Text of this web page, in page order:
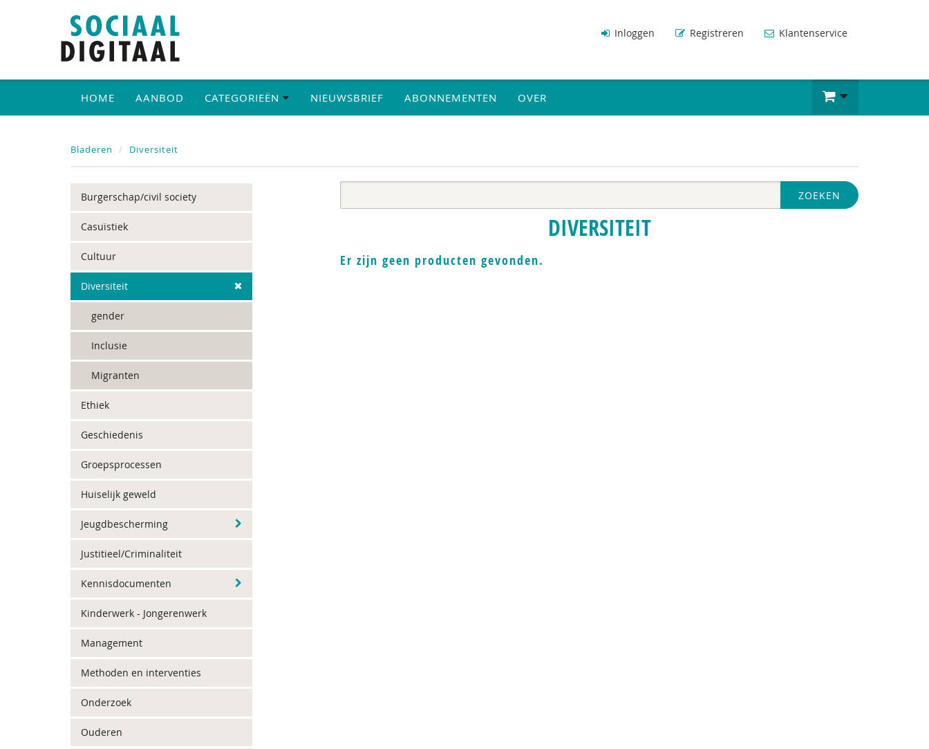
Inloggen Registreren Klantenservice
HOME AANBOD CATEGORIEËN NIEUWSBRIEF ABONNEMENTEN OVER
Bladeren Diversiteit
Burgerschap/civil society
Casuïstiek
Cultuur
Diversiteit
gender
Inclusie
Migranten
Ethiek
Geschiedenis
Groepsprocessen
Huiselijk geweld
Jeugdbescherming
Justitieel/Criminaliteit
Kennisdocumenten
Kinderwerk - Jongerenwerk
Management
Methoden en interventies
Onderzoek
Ouderen
ZOEKEN
DIVERSITEIT
Er zijn geen producten gevonden.